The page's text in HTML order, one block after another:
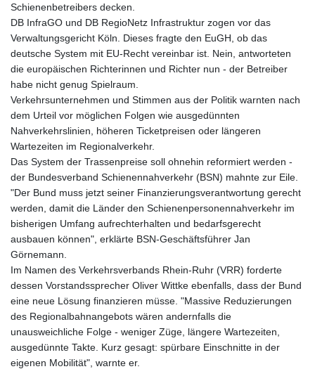
Schienenbetreibers decken.
DB InfraGO und DB RegioNetz Infrastruktur zogen vor das
Verwaltungsgericht Köln. Dieses fragte den EuGH, ob das
deutsche System mit EU-Recht vereinbar ist. Nein, antworteten
die europäischen Richterinnen und Richter nun - der Betreiber
habe nicht genug Spielraum.
Verkehrsunternehmen und Stimmen aus der Politik warnten nach
dem Urteil vor möglichen Folgen wie ausgedünnten
Nahverkehrslinien, höheren Ticketpreisen oder längeren
Wartezeiten im Regionalverkehr.
Das System der Trassenpreise soll ohnehin reformiert werden -
der Bundesverband Schienennahverkehr (BSN) mahnte zur Eile.
"Der Bund muss jetzt seiner Finanzierungsverantwortung gerecht
werden, damit die Länder den Schienenpersonennahverkehr im
bisherigen Umfang aufrechterhalten und bedarfsgerecht
ausbauen können", erklärte BSN-Geschäftsführer Jan
Görnemann.
Im Namen des Verkehrsverbands Rhein-Ruhr (VRR) forderte
dessen Vorstandssprecher Oliver Wittke ebenfalls, dass der Bund
eine neue Lösung finanzieren müsse. "Massive Reduzierungen
des Regionalbahnangebots wären andernfalls die
unausweichliche Folge - weniger Züge, längere Wartezeiten,
ausgedünnte Takte. Kurz gesagt: spürbare Einschnitte in der
eigenen Mobilität", warnte er.